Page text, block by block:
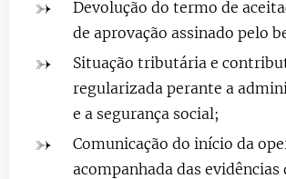
Devolução do termo de
de aprovação assinado pelo
Situação tributária e
regularizada perante a
e a segurança social;
Comunicação do início da
acompanhada das